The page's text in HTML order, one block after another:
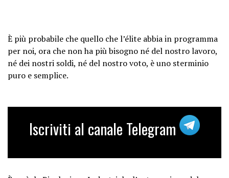
È più probabile che quello che l’élite abbia in programma
per noi, ora che non ha più bisogno né del nostro lavoro,
né dei nostri soldi, né del nostro voto, è uno sterminio
puro e semplice.
Iscriviti al canale Telegram